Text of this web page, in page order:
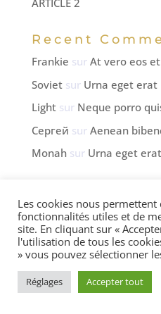
ARTICLE 2
Recent
Frankie sur At vero eos
Sovietsur Urna eget erat
Lightsur Neque porro
Сергей sur Aenean
Monahsur Urna eget
Copyright © 2021-2026
droits
Les cookies nous
fonctionnalités utiles et de
site. En cliquant sur «
l'utilisation de tous les
» vous pouvez sélectionner
Réglages Accepter tout